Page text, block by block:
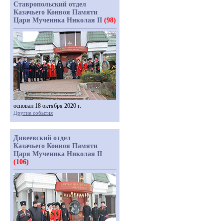
Ставропольский отдел
Казачьего Конвоя Памяти
Царя Мученика Николая II (98)
основан 18 октября 2020 г.
Другие события
Дивеевский отдел
Казачьего Конвоя Памяти
Царя Мученика Николая II
(106)